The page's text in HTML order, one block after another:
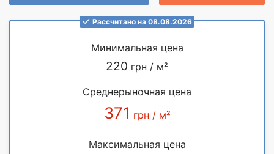
Рассчитано на 08.08.2026
Минимальная цена
220 грн / м²
Среднерыночная цена
371 грн / м²
Максимальная цена